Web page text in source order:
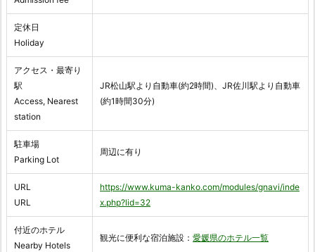
定休日
Holiday
アクセス・最寄り
駅
Access, Nearest
station
JR松山駅より自動車(約2時間)、JR佐川駅より自動車
(約1時間30分)
駐車場
Parking Lot
周辺に有り
URL
URL
https://www.kuma-kanko.com/modules/gnavi/inde
x.php?lid=32
付近のホテル
Nearby Hotels
観光に便利な宿泊施設： 愛媛県のホテル一覧